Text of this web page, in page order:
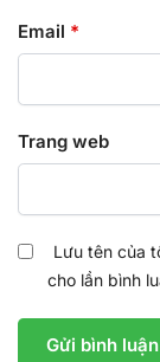
Email *
Trang web
Lưu tên của
cho lần bình